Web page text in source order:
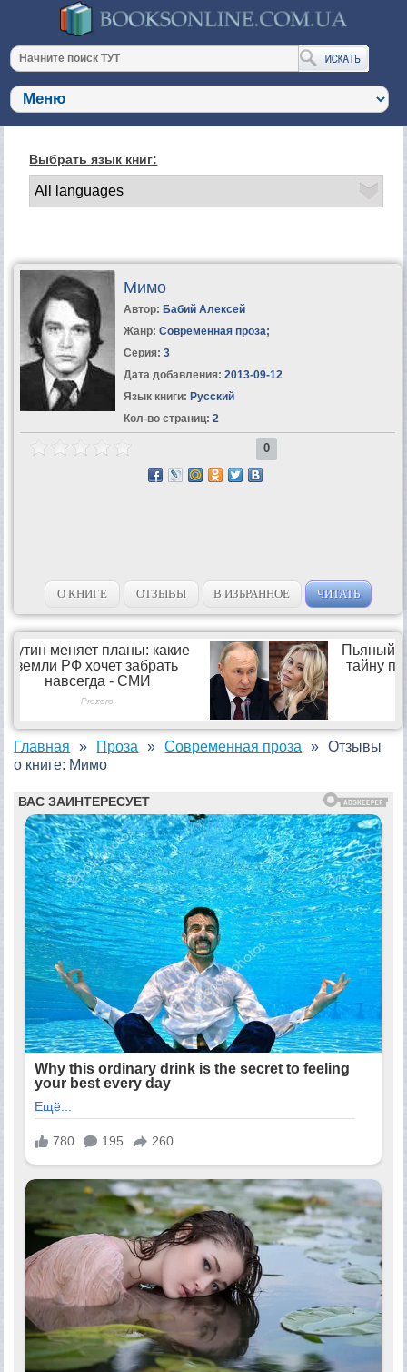
Выбрать язык книг:
Мимо
Автор: Бабий Алексей
Жанр: Современная проза;
Серия: 3
Дата добавления: 2013-09-12
Язык книги: Русский
Кол-во страниц: 2
0
О КНИГЕ ОТЗЫВЫ В ИЗБРАННОЕ ЧИТАТЬ
Главная Проза Современная проза
Отзывы
о книге: Мимо